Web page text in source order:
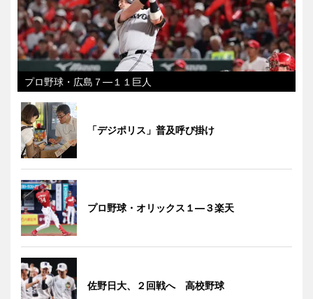
プロ野球・広島７―１１巨人
「デジポリス」普及呼び掛け
プロ野球・オリックス１―３楽天
佐野日大、２回戦へ 高校野球